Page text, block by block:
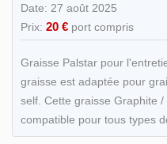
Date: 27 août 2025
Prix: 20 € port compris
Graisse Palstar pour
graisse est adaptée pour
self. Cette graisse Graphite
compatible pour tous types